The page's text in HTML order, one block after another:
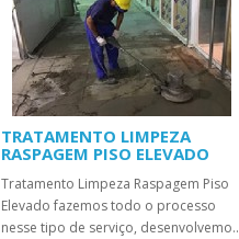
TRATAMENTO LIMPEZA
RASPAGEM PISO ELEVADO
Tratamento Limpeza Raspagem Piso
Elevado fazemos todo o processo
nesse tipo de serviço, desenvolvemo..